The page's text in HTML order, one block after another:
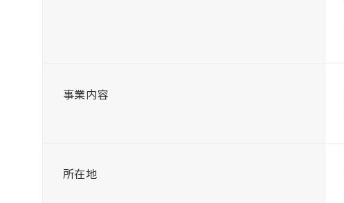
事業内容
所在地